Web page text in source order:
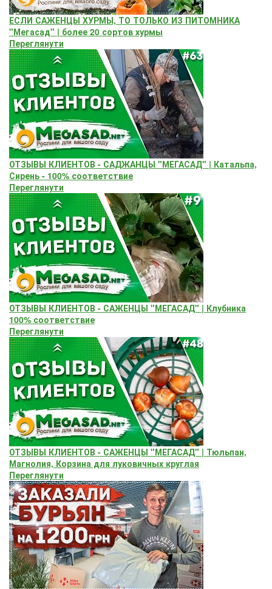
ЕСЛИ САЖЕНЦЫ ХУРМЫ, ТО ТОЛЬКО ИЗ ПИТОМНИКА
"Мегасад" | более 20 сортов хурмы
Переглянути
ОТЗЫВЫ КЛИЕНТОВ - САДЖАНЦЫ "МЕГАСАД" | Катальпа,
Сирень - 100% соответствие
Переглянути
ОТЗЫВЫ КЛИЕНТОВ - САЖЕНЦЫ "МЕГАСАД" | Клубника
100% соответствие
Переглянути
ОТЗЫВЫ КЛИЕНТОВ - САЖЕНЦЫ "МЕГАСАД" | Тюльпан,
Магнолия, Корзина для луковичных круглая
Переглянути